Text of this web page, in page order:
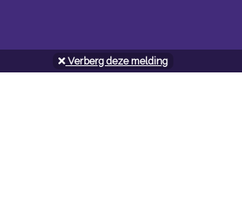
Verberg deze melding